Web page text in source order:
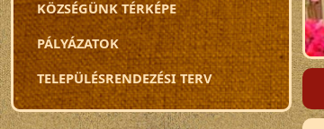
KÖZSÉGÜNK TÉRKÉPE
PÁLYÁZATOK
TELEPÜLÉSRENDEZÉSI TERV